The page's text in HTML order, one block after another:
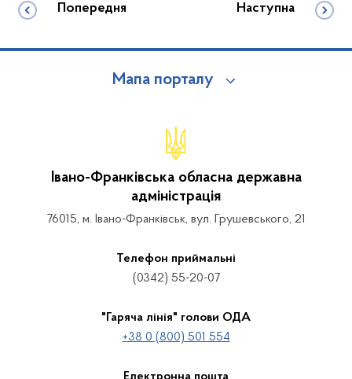
Попередня Наступна
Мапа порталу
Івано-Франківська обласна державна
адміністрація
76015, м. Івано-Франківськ, вул. Грушевського, 21
Телефон приймальні
(0342) 55-20-07
"Гаряча лінія" голови ОДА
+38 0 (800) 501 554
Електронна пошта